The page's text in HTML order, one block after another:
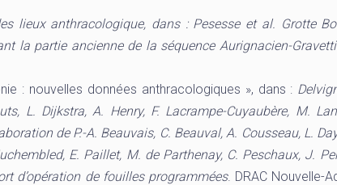
lieux anthracologique, dans : Pesesse et al. Grotte
la partie ancienne de la séquence Aurignacien-
: nouvelles données anthracologiques », dans :
L. Dijkstra, A. Henry, F. Lacrampe-Cuyaubère, M.
de P.-A. Beauvais, C. Beauval, A. Cousseau, L.
E. Paillet, M. de Parthenay, C. Peschaux, J.
d’opération de fouilles programmées. DRAC Nouvelle-